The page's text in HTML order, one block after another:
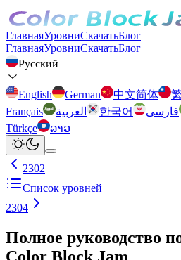
ГлавнаяУровниСкачатьБлог
ГлавнаяУровниСкачатьБлог
Русский
English German 中文简体
Français
العربية 한국어 فارسی
Türkçe
ລາວ
2302
Список уровней
2304
Полное руководство